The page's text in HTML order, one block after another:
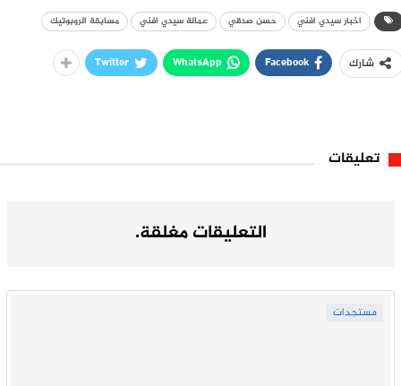
اخبار سيدي افني حسن صدقي عمالة سيدي افني مسابقة الروبوتيك
شارك Facebook
WhatsApp
Twitter
تعليقات
التعليقات مغلقة.
مستجدات